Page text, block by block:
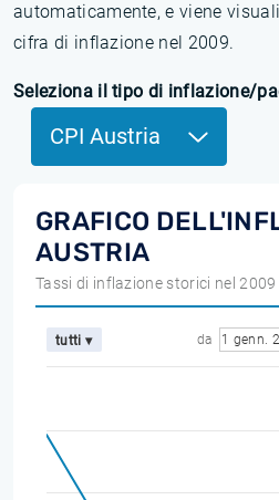
automaticamente, e viene
cifra di inflazione nel 2009.
Seleziona il tipo di inflazione/
CPI Austria
GRAFICO
AUSTRIA
Tassi di inflazione storici nel 2009
tutti ▾ da 1 genn.